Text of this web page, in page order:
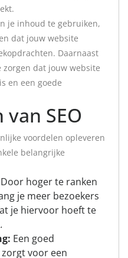
je inhoud te gebruiken,
dat jouw website
Daarnaast
dat jouw website
en een goede
SEO
voordelen opleveren
belangrijke
Door hoger te ranken
je meer bezoekers
je hiervoor hoeft te
Een goed
voor een